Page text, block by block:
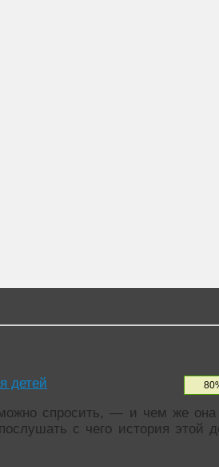
детей
спросить, — и чем же она
с чего история этой